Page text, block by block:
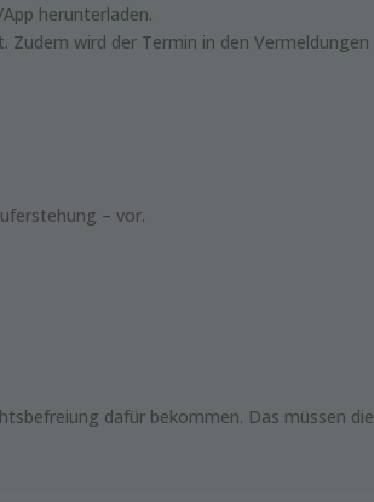
herunterladen.
wird der Termin in den Vermeldungen
– vor.
dafür bekommen. Das müssen die